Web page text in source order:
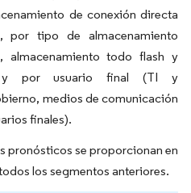
de conexión directa
por tipo de almacenamiento
almacenamiento todo flash y
y por usuario final (TI y
medios de comunicación
finales).
pronósticos se proporcionan en
los segmentos anteriores.